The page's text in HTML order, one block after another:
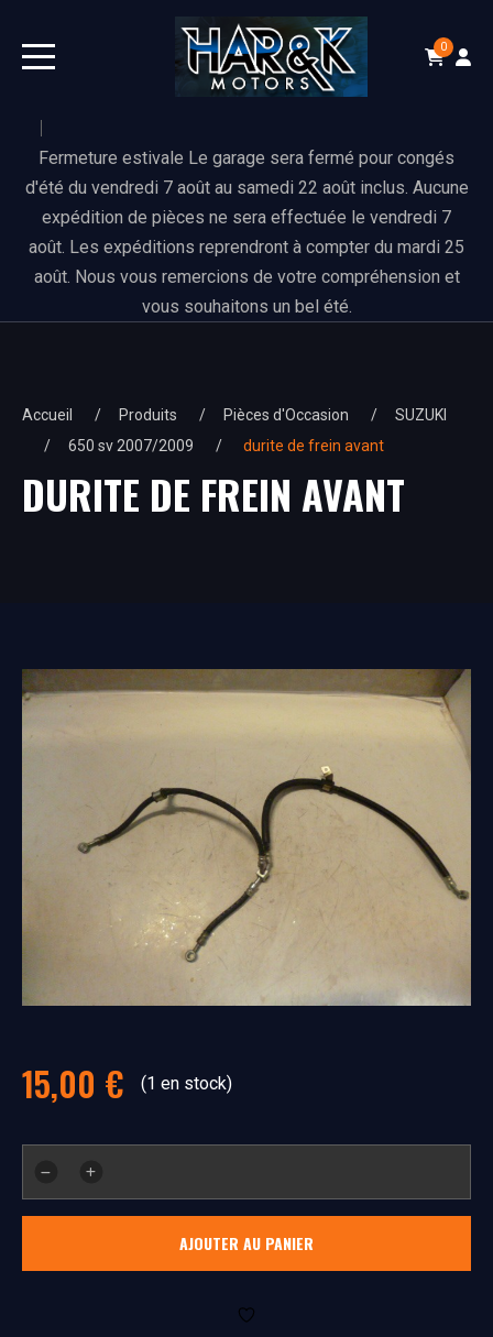
0
Fermeture estivale Le garage sera fermé pour congés
d'été du vendredi 7 août au samedi 22 août inclus. Aucune
expédition de pièces ne sera effectuée le vendredi 7
août. Les expéditions reprendront à compter du mardi 25
août. Nous vous remercions de votre compréhension et
vous souhaitons un bel été.
Accueil Produits Pièces d'Occasion
SUZUKI
650 sv 2007/2009
durite de frein avant
DURITE DE FREIN AVANT
15,00 € (1 en stock)
durite
AJOUTER AU PANIER